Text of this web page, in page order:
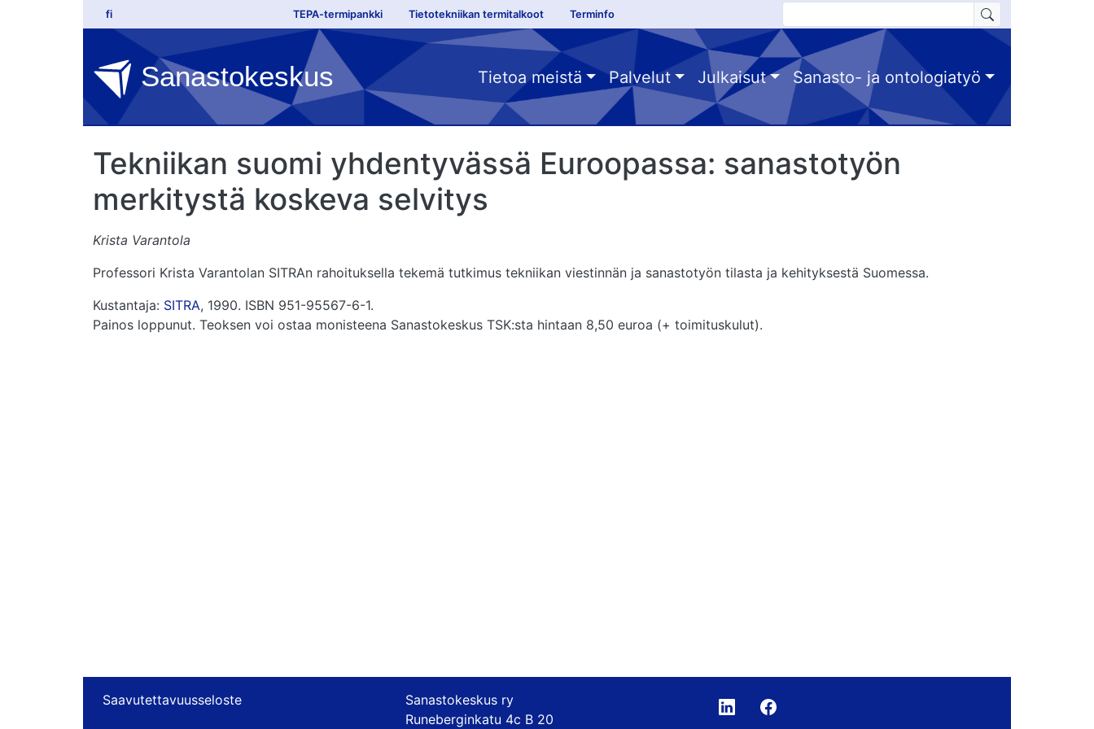
Hyppää pääsisältöön
fi Top links sanastokeskus fi
TEPA-termipankki Tietotekniikan termitalkoot Terminfo
Sanastokeskus menu fi
Tietoa meistä Palvelut Julkaisut Sanasto- ja ontologiatyö
Tekniikan suomi yhdentyvässä Euroopassa: sanastotyön
merkitystä koskeva selvitys
Krista Varantola
Professori Krista Varantolan SITRAn rahoituksella tekemä tutkimus tekniikan viestinnän ja sanastotyön tilasta ja kehityksestä Suomessa.
Kustantaja: SITRA, 1990. ISBN 951-95567-6-1.
Painos loppunut. Teoksen voi ostaa monisteena Sanastokeskus TSK:sta hintaan 8,50 euroa (+ toimituskulut).
Saavutettavuusseloste
Sanastokeskus ry
Runeberginkatu 4c B 20